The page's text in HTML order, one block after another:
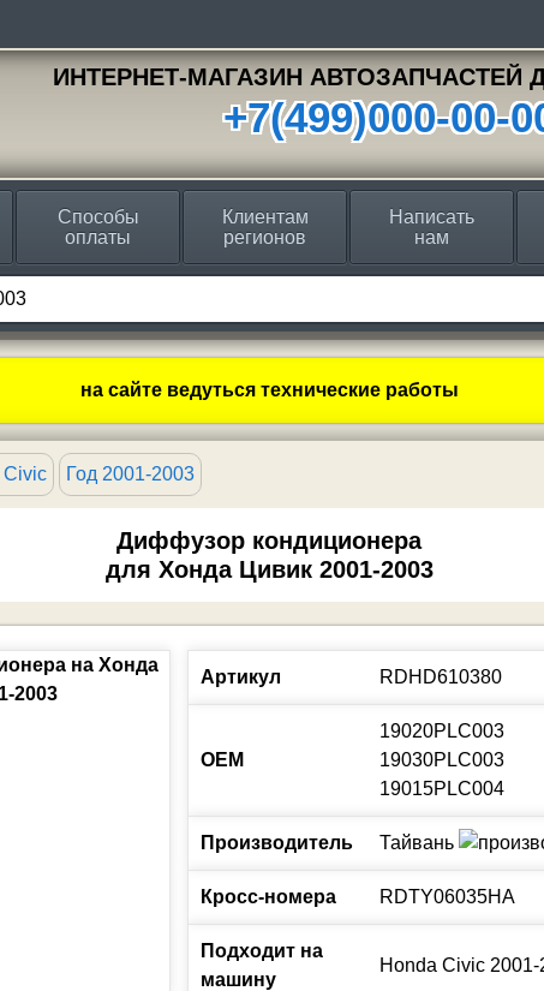
ИНТЕРНЕТ-МАГАЗИН АВТОЗАПЧАСТЕЙ
+7(499)000-00-
Способы
оплаты
Клиентам
регионов
Написать
нам
на сайте ведуться технические работы
Год 2001-2003
Диффузор кондиционера
для Хонда Цивик 2001-2003
Артикул RDHD610380
ОЕМ
19020PLC003
19030PLC003
19015PLC004
Производитель Тайвань
Кросс-номера RDTY06035HA
Подходит на
машину
Honda Civic 2001-